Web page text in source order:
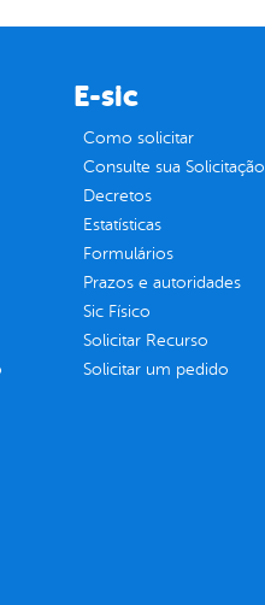
E-sic
Como solicitar
Consulte sua Solicitação
Decretos
Estatísticas
Formulários
Prazos e autoridades
Sic Físico
Solicitar Recurso
Solicitar um pedido